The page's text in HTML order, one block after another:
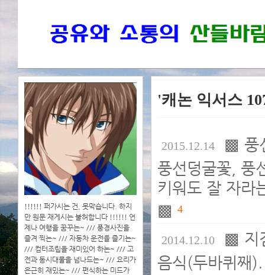
!!!!!! 퍼가시는 건, 못막습니다. 하지
만 원문 재게시는 불허합니다 !!!!!! 언
제나 여행을 꿈꾸는~ /// 풍경사진을
즐겨 찍는~ /// 자동차 운전을 즐기는~
/// 컴터조립을 재미있어 하는~ /// 고
전과 동시대물을 넘나드는~ /// 요리가
은근히 재밌는~ /// 편식하는 미드가
'캐논 익서스
2015.12.14 ▩ 풍
풍선덩굴꽃, 풍
키워도 잘 자라
▩ 4
2014.12.10 ▩ 지
음식(두바퀴째